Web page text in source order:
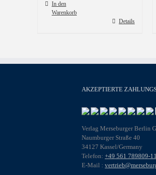
In den
Warenkorb
Details
AKZEPTIERTE
Verlag Merseburger Berlin
Naumburger Straße 40
34127 Kassel/Germany
Telefon: +49 561 789809-11
E-Mail :